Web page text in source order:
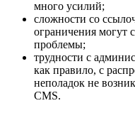
много усилий;
сложности со
ограничения могут
проблемы;
трудности с
как правило, с
неполадок не
CMS.